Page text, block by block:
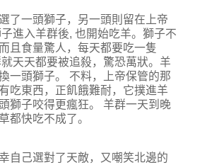
了一頭獅子，另一頭則留在上帝
進入羊群後, 也開始吃羊。獅子不
且食量驚人，每天都要吃一隻
天天都要被追殺，驚恐萬狀。羊
一頭獅子。 不料，上帝保管的那
吃東西，正飢餓難耐，它撲進羊
獅子咬得更瘋狂。 羊群一天到晚
都快吃不成了。
自己選對了天敵，又嘲笑北邊的